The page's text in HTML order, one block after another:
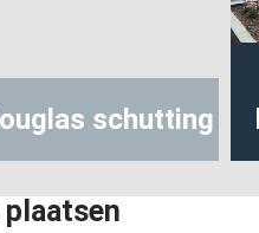
schutting